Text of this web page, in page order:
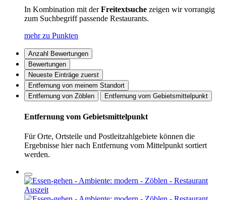
In Kombination mit derFreitextsuche zeigen wir vorrangig
zum Suchbegriff passende Restaurants.
mehr zu Punkten
Anzahl Bewertungen
Bewertungen
Neueste Einträge zuerst
Entfernung von meinem Standort
Entfernung von Zöblen
Entfernung vom Gebietsmittelpunkt
Entfernung vom Gebietsmittelpunkt
Für Orte, Ortsteile und Postleitzahlgebiete können die
Ergebnisse hier nach Entfernung vom Mittelpunkt sortiert
werden.